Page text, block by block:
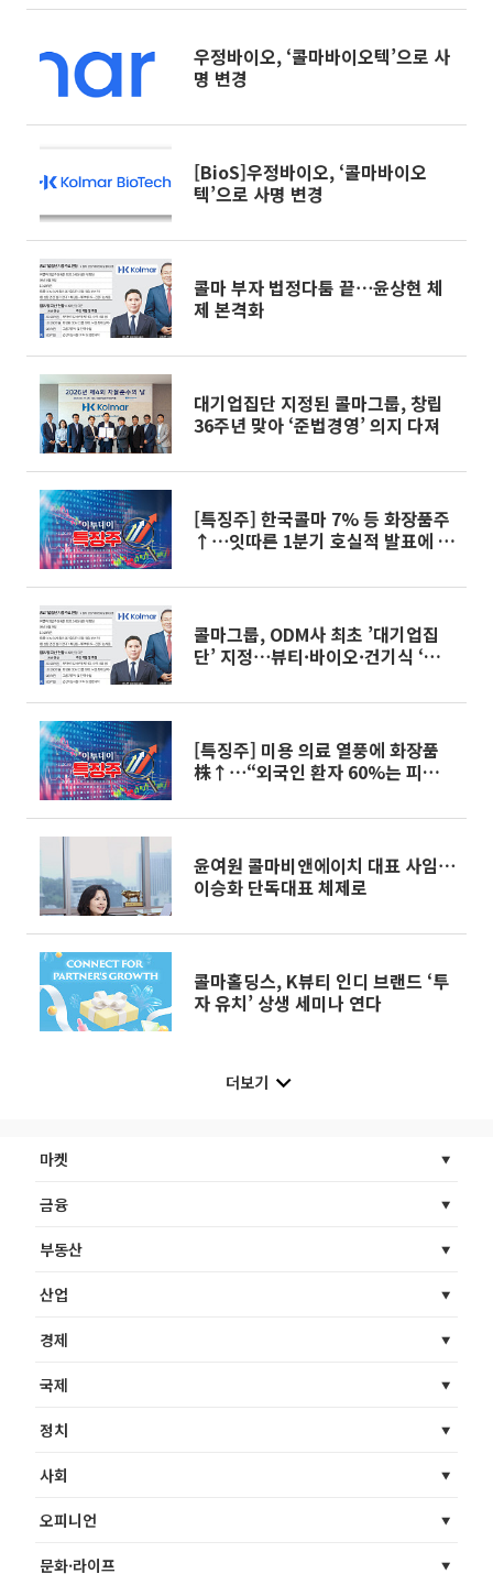
우정바이오, ‘콜마바이오텍’으로 사
명 변경
[BioS]우정바이오, ‘콜마바이오
텍’으로 사명 변경
콜마 부자 법정다툼 끝⋯윤상현 체
제 본격화
대기업집단 지정된 콜마그룹, 창립
36주년 맞아 ‘준법경영’ 의지 다져
[특징주] 한국콜마 7% 등 화장품주
↑⋯잇따른 1분기 호실적 발표에 동
콜마그룹, ODM사 최초 ’대기업집
단’ 지정⋯뷰티·바이오·건기식 ‘삼
[특징주] 미용 의료 열풍에 화장품
株↑⋯“외국인 환자 60%는 피부과
윤여원 콜마비앤에이치 대표 사임⋯
이승화 단독대표 체제로
콜마홀딩스, K뷰티 인디 브랜드 ‘투
자 유치’ 상생 세미나 연다
더보기
마켓
금융
부동산
산업
경제
국제
정치
사회
오피니언
문화·라이프